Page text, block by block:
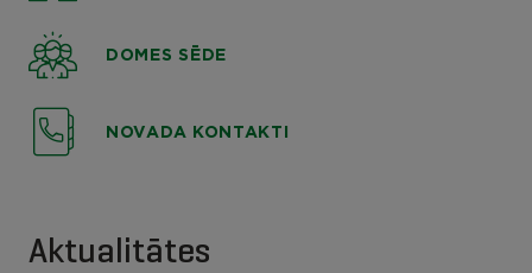
DOMES SĒDE
NOVADA KONTAKTI
Aktualitātes